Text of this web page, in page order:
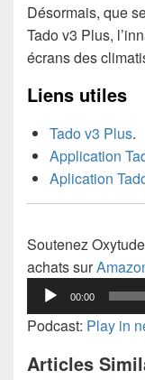
Désormais, que
Tado v3 Plus,
écrans des
Liens utiles
Tado v3 Plus.
Application
Aplication
Soutenez
achats sur
Lecteur
audio
00:00
Podcast: Play in
Articles